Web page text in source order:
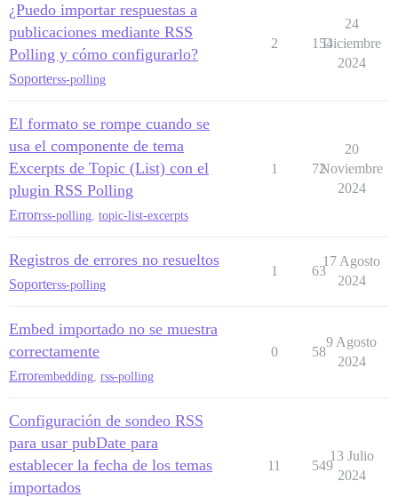
¿Puedo importar respuestas a
publicaciones mediante RSS
Polling y cómo configurarlo?
Soporterss-polling
2 154
24
Diciembre
2024
El formato se rompe cuando se
usa el componente de tema
Excerpts de Topic (List) con el
plugin RSS Polling
Errorrss-polling topic-list-excerpts
1 72
20
Noviembre
2024
Registros de errores no resueltos
Soporterss-polling
1 63
17 Agosto
2024
Embed importado no se muestra
correctamente
Errorembedding rss-polling
0 58
9 Agosto
2024
Configuración de sondeo RSS
para usar pubDate para
establecer la fecha de los temas
importados
11 549
13 Julio
2024